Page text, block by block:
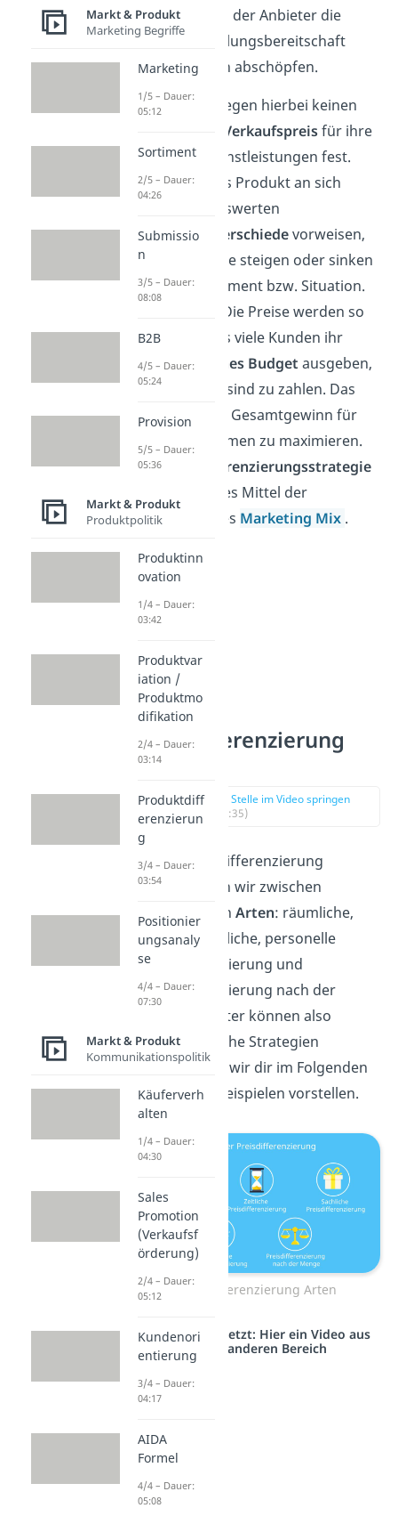
Dadurch kann der Anbieter die
maximale Zahlungsbereitschaft
seiner Kunden abschöpfen.
Die Anbieter legen hierbei keinen
Verkaufspreisfür ihre
Sach- und Dienstleistungen fest.
Zwar kann das Produkt an sich
keine nennenswerten
Qualitätsunterschiedevorweisen,
doch die Preise steigen oder sinken
je nach Konsument bzw. Situation.
Kurz gesagt: Die Preise werden so
gestaltet, dass viele Kunden ihr
größtmögliches Budget ausgeben,
das sie bereit sind zu zahlen. Das
Ziel ist es, den Gesamtgewinn für
das Unternehmen zu maximieren.
DiePreisdifferenzierungsstrategie
ist ein beliebtes Mittel der
Preispolitik des Marketing Mix .
Preisdifferenzierung
Arten
zur Stelle im Video springen
(00:35)
Bei der Preisdifferenzierung
unterscheiden wir zwischen
verschiedenen Arten: räumliche,
zeitliche, sachliche, personelle
Preisdifferenzierung und
Preisdifferenzierung nach der
Menge. Anbieter können also
unterschiedliche Strategien
verfolgen, die wir dir im Folgenden
anhand von Beispielen vorstellen.
Preisdifferenzierung Arten
Studyflix vernetzt: Hier ein Video aus
einem anderen Bereich
Markt & Produkt
Marketing Begriffe
Marketing
1/5 – Dauer:
05:12
Sortiment
2/5 – Dauer:
04:26
Submissio
n
3/5 – Dauer:
08:08
B2B
4/5 – Dauer:
05:24
Provision
5/5 – Dauer:
05:36
Markt & Produkt
Produktpolitik
Produktinn
ovation
1/4 – Dauer:
03:42
Produktvar
iation /
Produktmo
difikation
2/4 – Dauer:
03:14
Produktdiff
erenzierun
g
3/4 – Dauer:
03:54
Positionier
ungsanaly
se
4/4 – Dauer:
07:30
Markt & Produkt
Kommunikationspolitik
Käuferverh
alten
1/4 – Dauer:
04:30
Sales
Promotion
(Verkaufsf
örderung)
2/4 – Dauer:
05:12
Kundenori
entierung
3/4 – Dauer:
04:17
AIDA
Formel
4/4 – Dauer:
05:08